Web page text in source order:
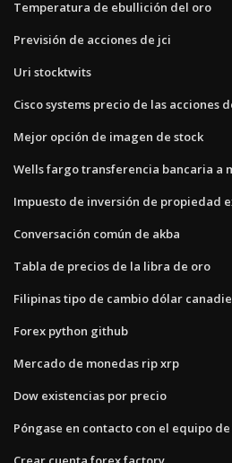
Temperatura de ebullición del oro
Previsión de acciones de jci
Uri stocktwits
Cisco systems precio de las acciones
Mejor opción de imagen de stock
Wells fargo transferencia bancaria a
Impuesto de inversión de propiedad
Conversación común de akba
Tabla de precios de la libra de oro
Filipinas tipo de cambio dólar
Forex python github
Mercado de monedas rip xrp
Dow existencias por precio
Póngase en contacto con el equipo